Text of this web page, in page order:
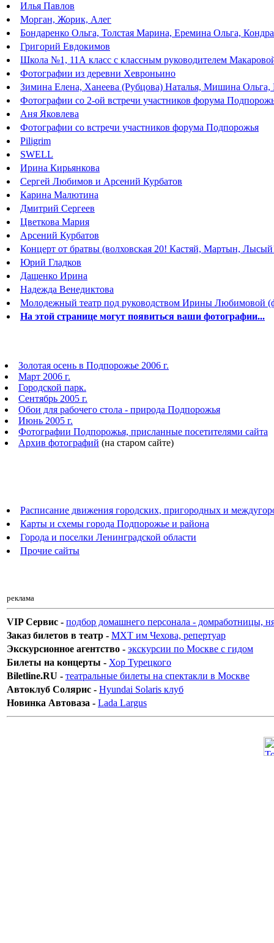
Илья Павлов
Морган, Жорик, Алег
Бондаренко Ольга, Толстая Марина, Еремина Ольга,
Григорий Евдокимов
Школа №1, 11А класс с классным руководителем
Фотографии из деревни Хевроньино
Зимина Елена, Ханеева (Рубцова) Наталья, Мишина
Фотографии со 2-ой встречи участников форума
Аня Яковлева
Фотографии со встречи участников форума Подпорожья
Piligrim
SWELL
Ирина Кирьянкова
Сергей Любимов и Арсений Курбатов
Карина Малютина
Дмитрий Сергеев
Цветкова Мария
Арсений Курбатов
Концерт от братвы (волховская 20! Кастяй, Мартын,
Юрий Гладков
Дащенко Ирина
Надежда Венедиктова
Молодежный театр под руководством Ирины Любимовой
На этой странице могут появиться ваши фотографии...
Золотая осень в Подпорожье 2006 г.
Март 2006 г.
Городской парк.
Сентябрь 2005 г.
Обои для рабочего стола - природа Подпорожья
Июнь 2005 г.
Фотографии Подпорожья, присланные посетителями сайта
Архив фотографий (на старом сайте)
Расписание движения городских, пригородных и
Карты и схемы города Подпорожье и района
Города и поселки Ленинградской области
Прочие сайты
реклама
VIP Сервис - подбор домашнего персонала - домработницы,
Заказ билетов в театр - МХТ им Чехова, репертуар
Экскурсионное агентство - экскурсии по Москве с гидом
Билеты на концерты - Хор Турецкого
Biletline.RU - театральные билеты на спектакли в Москве
Автоклуб Солярис - Hyundai Solaris клуб
Новинка Автоваза - Lada Largus